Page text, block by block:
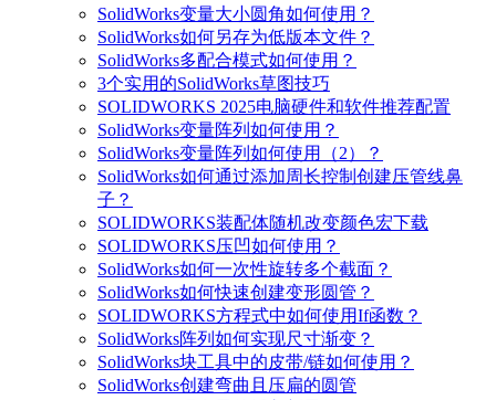
SolidWorks变量大小圆角如何使用？
SolidWorks如何另存为低版本文件？
SolidWorks多配合模式如何使用？
3个实用的SolidWorks草图技巧
SOLIDWORKS 2025电脑硬件和软件推荐配置
SolidWorks变量阵列如何使用？
SolidWorks变量阵列如何使用（2）？
SolidWorks如何通过添加周长控制创建压管线鼻
子？
SOLIDWORKS装配体随机改变颜色宏下载
SOLIDWORKS压凹如何使用？
SolidWorks如何一次性旋转多个截面？
SolidWorks如何快速创建变形圆管？
SOLIDWORKS方程式中如何使用If函数？
SolidWorks阵列如何实现尺寸渐变？
SolidWorks块工具中的皮带/链如何使用？
SolidWorks创建弯曲且压扁的圆管